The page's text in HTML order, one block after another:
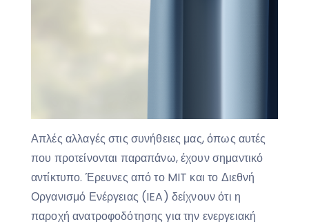
Απλές αλλαγές στις συνήθειες μας, όπως αυτές
που προτείνονται παραπάνω, έχουν σημαντικό
αντίκτυπο. Έρευνες από το MIT και το Διεθνή
Οργανισμό Ενέργειας (IEA) δείχνουν ότι η
παροχή ανατροφοδότησης για την ενεργειακή